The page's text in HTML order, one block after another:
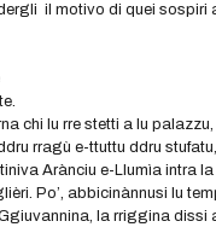
il motivo di quei sospiri
chi lu rre stetti a lu
rragù e-ttuttu ddru
Arànciu e-Llumìa intra
Po’, abbicinànnusi lu
la rriggina dissi